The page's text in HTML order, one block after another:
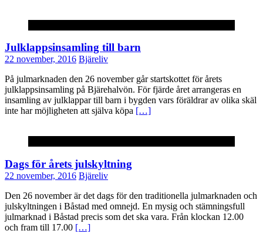
Julklappsinsamling till barn
22 november, 2016 Bjäreliv
På julmarknaden den 26 november går startskottet för årets
julklappsinsamling på Bjärehalvön. För fjärde året arrangeras en
insamling av julklappar till barn i bygden vars föräldrar av olika skäl
inte har möjligheten att själva köpa […]
Dags för årets julskyltning
22 november, 2016 Bjäreliv
Den 26 november är det dags för den traditionella julmarknaden och
julskyltningen i Båstad med omnejd. En mysig och stämningsfull
julmarknad i Båstad precis som det ska vara. Från klockan 12.00
och fram till 17.00 […]